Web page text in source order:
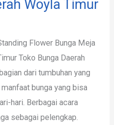
Woyla Timur
Flower Bunga Meja
Toko Bunga Daerah
dari tumbuhan yang
bunga yang bisa
hari. Berbagai acara
sebagai pelengkap.